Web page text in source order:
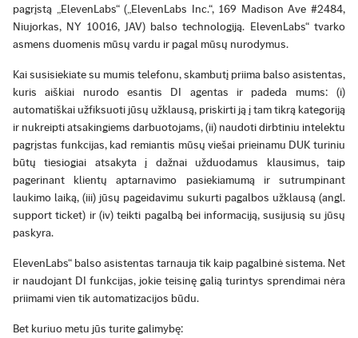
pagrįstą „ElevenLabs“ („ElevenLabs Inc.“, 169 Madison Ave #2484,
Niujorkas, NY 10016, JAV) balso technologiją. ElevenLabs“ tvarko
asmens duomenis mūsų vardu ir pagal mūsų nurodymus.
Kai susisiekiate su mumis telefonu, skambutį priima balso asistentas,
kuris aiškiai nurodo esantis DI agentas ir padeda mums: (i)
automatiškai užfiksuoti jūsų užklausą, priskirti ją į tam tikrą kategoriją
ir nukreipti atsakingiems darbuotojams, (ii) naudoti dirbtiniu intelektu
pagrįstas funkcijas, kad remiantis mūsų viešai prieinamu DUK turiniu
būtų tiesiogiai atsakyta į dažnai užduodamus klausimus, taip
pagerinant klientų aptarnavimo pasiekiamumą ir sutrumpinant
laukimo laiką, (iii) jūsų pageidavimu sukurti pagalbos užklausą (angl.
support ticket) ir (iv) teikti pagalbą bei informaciją, susijusią su jūsų
paskyra.
ElevenLabs“ balso asistentas tarnauja tik kaip pagalbinė sistema. Net
ir naudojant DI funkcijas, jokie teisinę galią turintys sprendimai nėra
priimami vien tik automatizacijos būdu.
Bet kuriuo metu jūs turite galimybę: